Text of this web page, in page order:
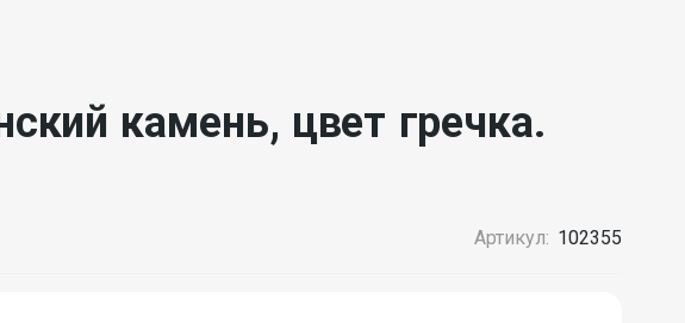
камень, цвет гречка.
Артикул: 102355